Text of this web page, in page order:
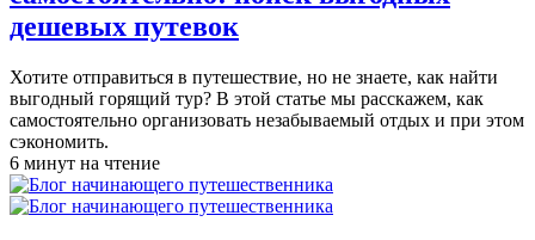
дешевых путевок
Хотите отправиться в путешествие, но не знаете, как найти
выгодный горящий тур? В этой статье мы расскажем, как
самостоятельно организовать незабываемый отдых и при этом
сэкономить.
6 минут на чтение